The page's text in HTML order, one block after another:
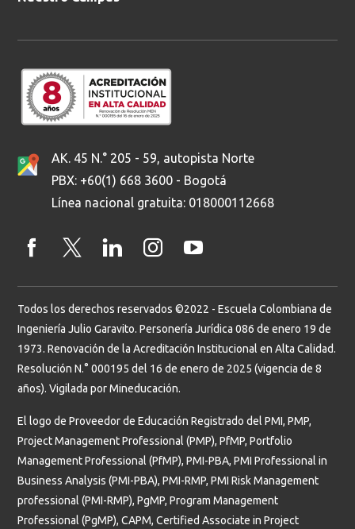
AK. 45 N.° 205 - 59, autopista Norte
PBX: +60(1) 668 3600 - Bogotá
Línea nacional gratuita: 018000112668
Todos los derechos reservados ©2022 - Escuela Colombiana de
Ingeniería Julio Garavito. Personería Jurídica 086 de enero 19 de
1973. Renovación de la Acreditación Institucional en Alta Calidad.
Resolución N.° 000195 del 16 de enero de 2025 (vigencia de 8
años). Vigilada por Mineducación.
El logo de Proveedor de Educación Registrado del PMI, PMP,
Project Management Professional (PMP), PfMP, Portfolio
Management Professional (PfMP), PMI-PBA, PMI Professional in
Business Analysis (PMI-PBA), PMI-RMP, PMI Risk Management
professional (PMI-RMP), PgMP, Program Management
Professional (PgMP), CAPM, Certified Associate in Project